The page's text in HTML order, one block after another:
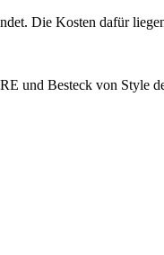
Die Kosten dafür
und Besteck von Style